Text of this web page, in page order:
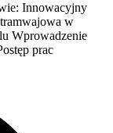
Innowacyjny
w
Wprowadzenie
prac